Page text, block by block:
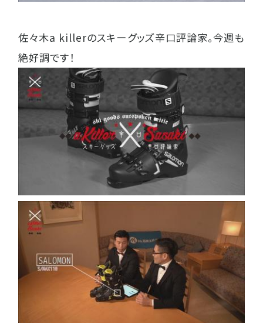
佐々木a killerのスキーグッズ辛口評論家。今週も
絶好調です！